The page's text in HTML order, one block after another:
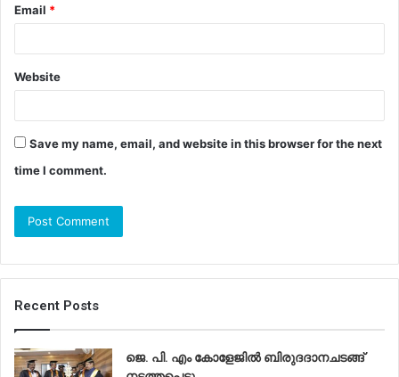
Email *
Website
Save my name, email, and website in this browser for the next
time I comment.
Recent Posts
ജെ. പി. എം കോളേജിൽ ബിരുദദാനചടങ്ങ്